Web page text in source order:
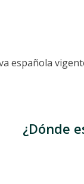
española
¿Dónde